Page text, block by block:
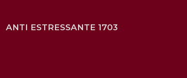
ANTI ESTRESSANTE 1703